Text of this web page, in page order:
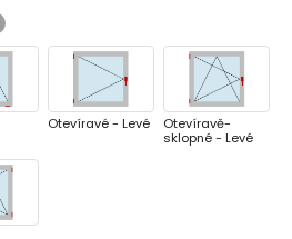
Otevíravé - Levé
Otevíravě-
sklopné - Levé